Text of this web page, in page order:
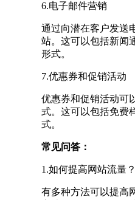
6.电子邮件营销
通过向潜在客户发送
站。这可以包括新闻
形式。
7.优惠券和促销活动
优惠券和促销活动可
式。这可以包括免费
式。
常见问答：
1.如何提高网站流量？
有多种方法可以提高